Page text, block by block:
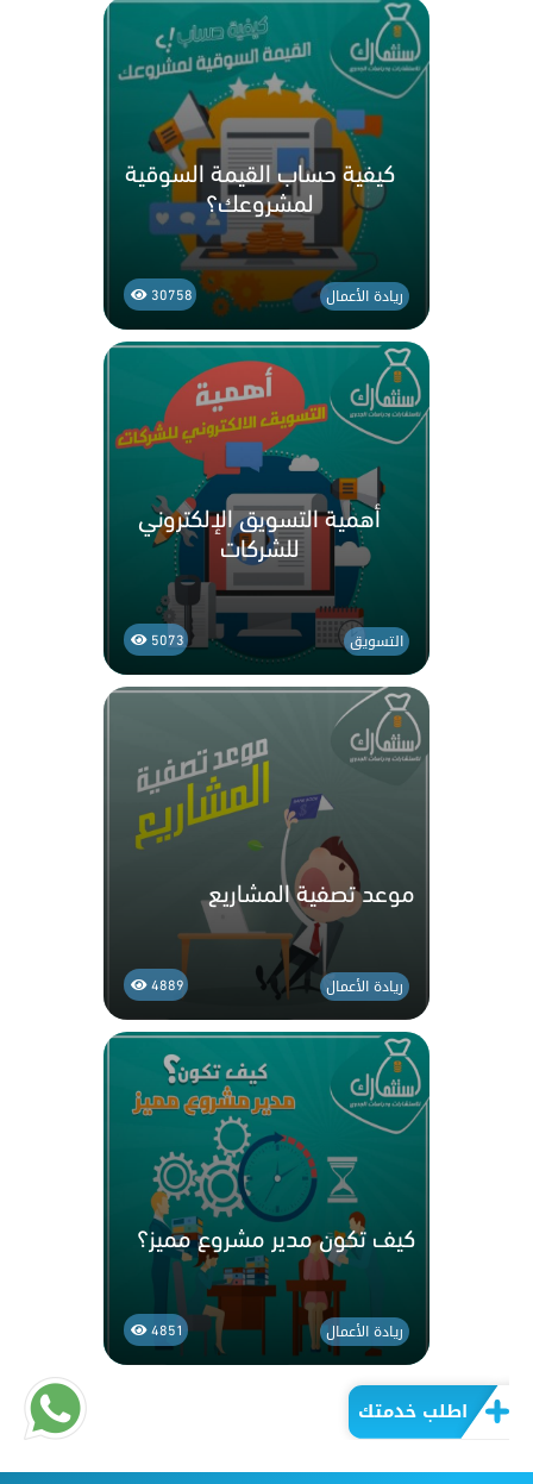
اطلب خدمتك
كيفية حساب القيمة السوقية
لمشروعك؟
30758 ريادة الأعمال
أهمية التسويق الإلكتروني
للشركات
5073 التسويق
موعد تصفية المشاريع
4889 ريادة الأعمال
كيف تكون مدير مشروع مميز؟
4851 ريادة الأعمال